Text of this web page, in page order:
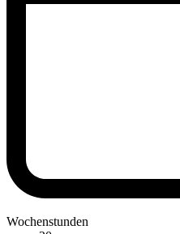
Wochenstunden